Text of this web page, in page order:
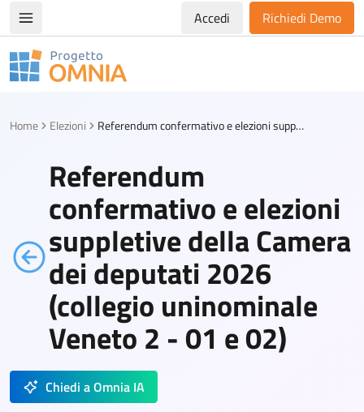
Apri/chiudi menù di navigazioneAccedi Richiedi Demo
Progetto Omnia
Home Elezioni Referendum confermativo e elezioni suppletive della Camera dei deputati 2026 (collegio uninominale Veneto 2 - 01 e 02)
Referendum
confermativo e elezioni
suppletive della Camera
dei deputati 2026
(collegio uninominale
Veneto 2 - 01 e 02)
Chiedi a Omnia IA